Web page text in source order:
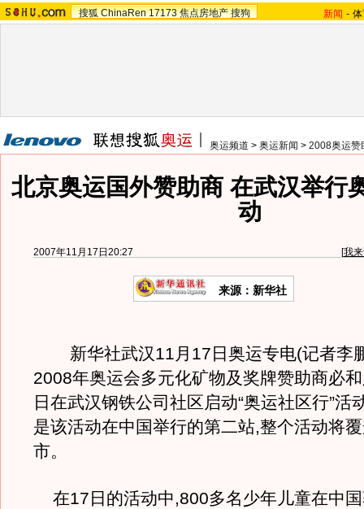
搜狐 ChinaRen 17173 焦点房地产 搜狗 新闻 -
奥运频道 > 奥运新闻 > 2008奥运赞
北京奥运国外赞助商 在武汉举行
动
2007年11月17日20:27 [我
来源：新华社
新华社武汉11月17日奥运专电(记者李
2008年奥运会多元化矿物及奖牌赞助商必
日在武汉钢铁公司社区启动“奥运社区行”活
是该活动在中国举行的第二站,整个活动将
市。
在17日的活动中,800多名少年儿童在中